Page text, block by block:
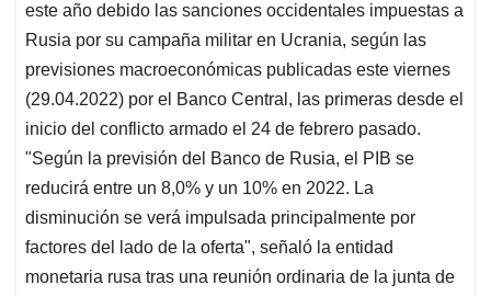
A
p
p
o
o
k
d
I
n
d
s
este año debido las sanciones occidentales impuestas a
Rusia por su campaña militar en Ucrania, según las
previsiones macroeconómicas publicadas este viernes
(29.04.2022) por el Banco Central, las primeras desde el
inicio del conflicto armado el 24 de febrero pasado.
"Según la previsión del Banco de Rusia, el PIB se
reducirá entre un 8,0% y un 10% en 2022. La
disminución se verá impulsada principalmente por
factores del lado de la oferta", señaló la entidad
monetaria rusa tras una reunión ordinaria de la junta de